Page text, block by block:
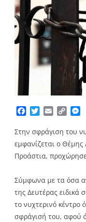
Facebook
TwitterEmailCopy
Στην σφράγιση του
εμφανίζεται ο
Προάστια,
Σύμφωνα με τα όσα
της Δευτέρας ειδικά
το νυχτερινό
σφράγισή του, αφού